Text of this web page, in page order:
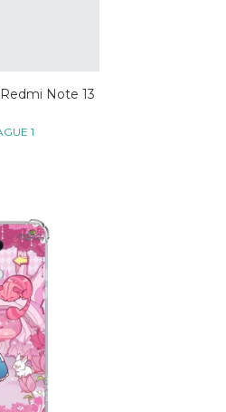
Note 13
1